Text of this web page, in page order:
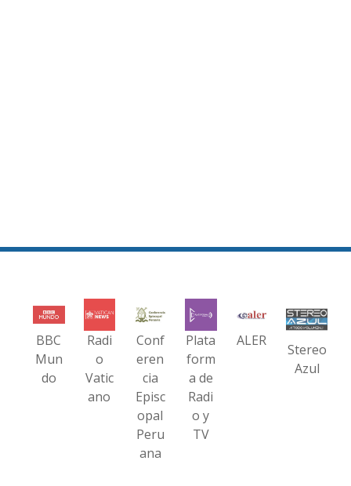
BBC
Mun
do
Radi
o
Vatic
ano
Conf
eren
cia
Episc
opal
Peru
ana
Plata
form
a de
Radi
o y
TV
ALER
Stereo
Azul